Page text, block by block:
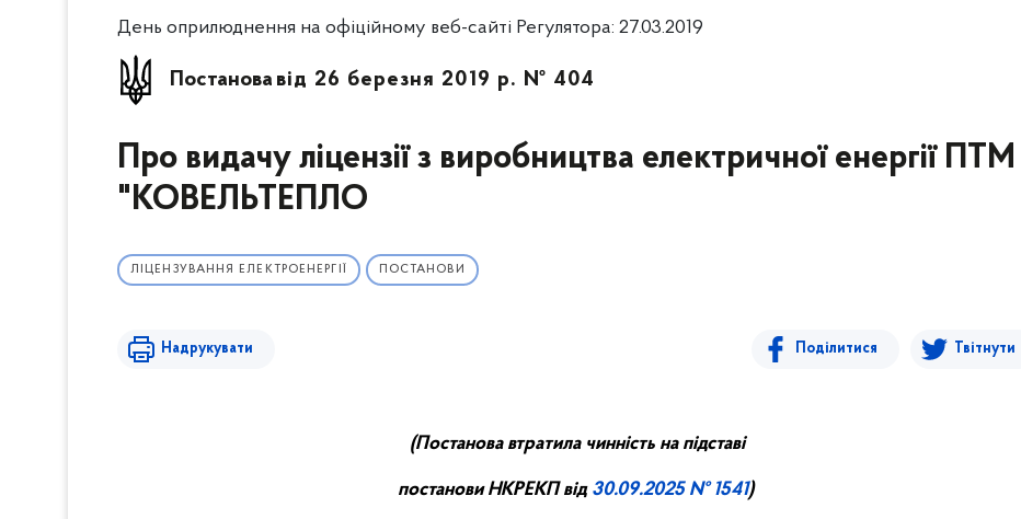
День оприлюднення на офіційному веб-сайті Регулятора: 27.03.2019
Постанова від 26 березня 2019 р. № 404
Про видачу ліцензії з виробництва електричної енергії ПТМ
"КОВЕЛЬТЕПЛО
ЛІЦЕНЗУВАННЯ ЕЛЕКТРОЕНЕРГІЇ ПОСТАНОВИ
Надрукувати Поділитися Твітнути
(Постанова втратила чинність на підставі
постанови НКРЕКП від 30.09.2025 № 1541)